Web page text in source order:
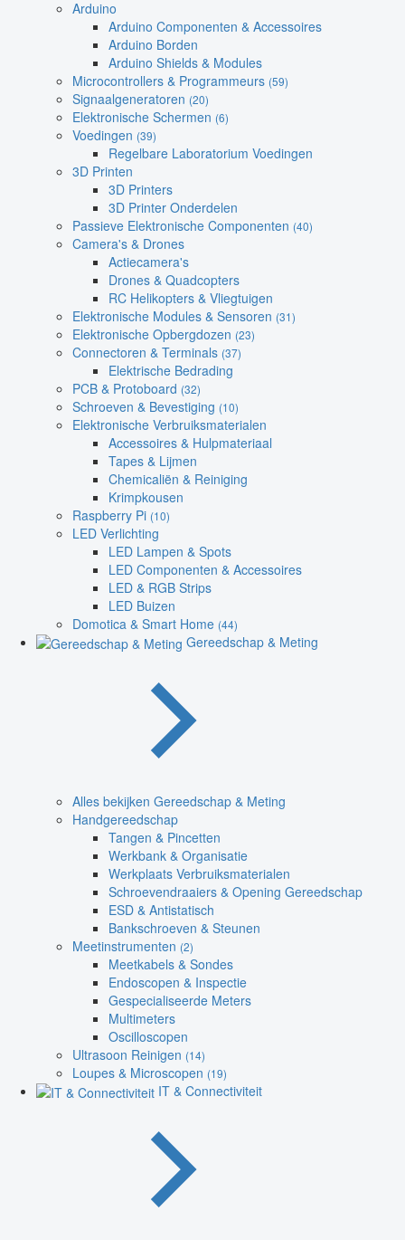
Arduino
Arduino Componenten & Accessoires
Arduino Borden
Arduino Shields & Modules
Microcontrollers & Programmeurs (59)
Signaalgeneratoren (20)
Elektronische Schermen (6)
Voedingen (39)
Regelbare Laboratorium Voedingen
3D Printen
3D Printers
3D Printer Onderdelen
Passieve Elektronische Componenten (40)
Camera's & Drones
Actiecamera's
Drones & Quadcopters
RC Helikopters & Vliegtuigen
Elektronische Modules & Sensoren (31)
Elektronische Opbergdozen (23)
Connectoren & Terminals (37)
Elektrische Bedrading
PCB & Protoboard (32)
Schroeven & Bevestiging (10)
Elektronische Verbruiksmaterialen
Accessoires & Hulpmateriaal
Tapes & Lijmen
Chemicaliën & Reiniging
Krimpkousen
Raspberry Pi (10)
LED Verlichting
LED Lampen & Spots
LED Componenten & Accessoires
LED & RGB Strips
LED Buizen
Domotica & Smart Home (44)
Gereedschap & Meting
Alles bekijken Gereedschap & Meting
Handgereedschap
Tangen & Pincetten
Werkbank & Organisatie
Werkplaats Verbruiksmaterialen
Schroevendraaiers & Opening Gereedschap
ESD & Antistatisch
Bankschroeven & Steunen
Meetinstrumenten (2)
Meetkabels & Sondes
Endoscopen & Inspectie
Gespecialiseerde Meters
Multimeters
Oscilloscopen
Ultrasoon Reinigen (14)
Loupes & Microscopen (19)
IT & Connectiviteit